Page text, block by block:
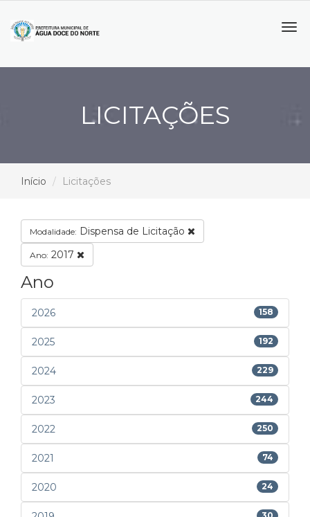
LICITAÇÕES
Início Licitações
Modalidade: Dispensa de Licitação
Ano: 2017
Ano
2026 158
2025 192
2024 229
2023 244
2022 250
2021 74
2020 24